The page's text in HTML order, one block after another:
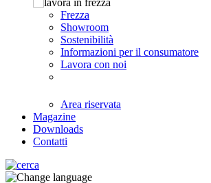
Frezza
Showroom
Sostenibilità
Informazioni per il consumatore
Lavora con noi
Area riservata
Magazine
Downloads
Contatti